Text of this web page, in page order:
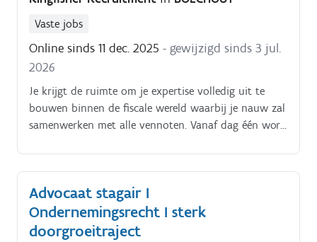
haarscherp in kaart te brengen Je stelt juridische
documentatie op, zoals overnameovereenkomsten en
regie tijdens onderhandelingen Samen met je collega's
fungeer je als strategisch gesprekspartner voor
ondernemers en investeerders bij hun meest cruciale
groeimomenten Je bewaakt de voortgang van
projecten en zorgt voor een feilloze afstemming
Vaste jobs
Online sinds 11 dec. 2025 - gewijzigd sinds 3 jul.
2026
Je krijgt de ruimte om je expertise volledig uit te
bouwen binnen de fiscale wereld waarbij je nauw zal
samenwerken met alle vennoten. Vanaf dag één word
uitgroeien tot een autonome partner van dit
kantoor.
Advocaat stagair I
Ondernemingsrecht I sterk
doorgroeitraject